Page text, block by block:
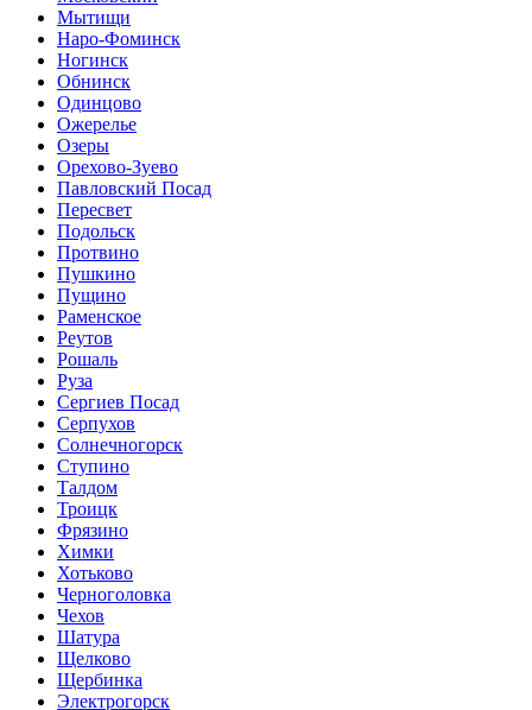
Мытищи
Наро-Фоминск
Ногинск
Обнинск
Одинцово
Ожерелье
Озеры
Орехово-Зуево
Павловский Посад
Пересвет
Подольск
Протвино
Пушкино
Пущино
Раменское
Реутов
Рошаль
Руза
Сергиев Посад
Серпухов
Солнечногорск
Ступино
Талдом
Троицк
Фрязино
Химки
Хотьково
Черноголовка
Чехов
Шатура
Щелково
Щербинка
Электрогорск